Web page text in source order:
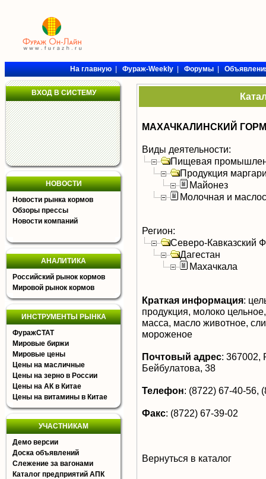
На главную|Фураж-Weekly|Форумы|
ВХОД В СИСТЕМУ
НОВОСТИ
Новости рынка кормов
Обзоры прессы
Новости компаний
АНАЛИТИКА
Российский рынок кормов
Мировой рынок кормов
ИНСТРУМЕНТЫ РЫНКА
ФуражСТАТ
Мировые биржи
Мировые цены
Цены на масличные
Цены на зерно в России
Цены на АК в Китае
Цены на витамины в Китае
УЧАСТНИКАМ
Демо версии
Доска объявлений
Слежение за вагонами
Каталог предприятий АПК
МАХАЧКАЛИНСКИЙ
Виды деятельности:
Пищевая
Продукция
Майонез
Молочная и
Регион:
Северо-Кавказский
Дагестан
Махачкала
Краткая информация:
продукция, молоко
масса, масло животное,
мороженое
Почтовый адрес: 367002,
Бейбулатова, 38
Телефон: (8722) 67-40-56,
Факс: (8722) 67-39-02
Вернуться в каталог